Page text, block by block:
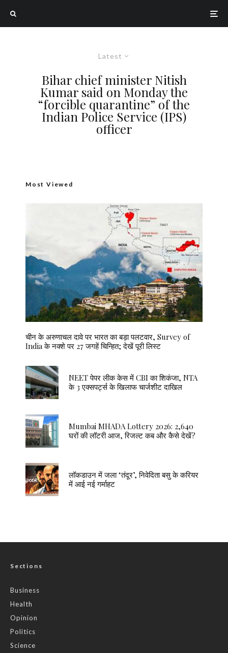
Latest
Bihar chief minister Nitish
Kumar said on Monday the
“forcible quarantine” of the
Indian Police Service (IPS)
officer
Most Viewed
चीन के अरुणाचल दावे पर भारत का बड़ा पलटवार, Survey of
India के नक्शे पर 27 जगहें चिन्हित; देखें पूरी लिस्ट
NEET पेपर लीक केस में CBI का शिकंजा, NTA
के 3 एक्सपर्ट्स के खिलाफ चार्जशीट दाखिल
Mumbai MHADA Lottery 2026: 2,640
घरों की लॉटरी आज, रिजल्ट कब और कैसे देखें?
लॉकडाउन में जला ‘तंदूर’, निवेदिता बसु के करियर
में आई नई गर्माहट
Sections
Business
Health
Opinion
Politics
Science